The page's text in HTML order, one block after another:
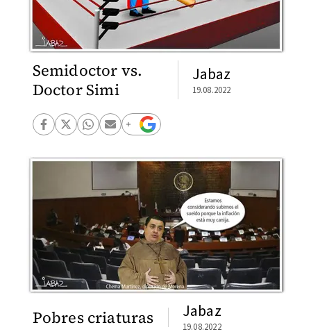
Semidoctor vs.
Doctor Simi
Jabaz
19.08.2022
Pobres criaturas Jabaz
19.08.2022